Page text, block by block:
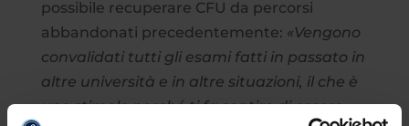
possibile recuperare CFU da percorsi
abbandonati precedentemente: «Vengono
convalidati tutti gli esami fatti in passato in
altre università e in altre situazioni, il che è
uno stimolo perché ti fa sentire di essere